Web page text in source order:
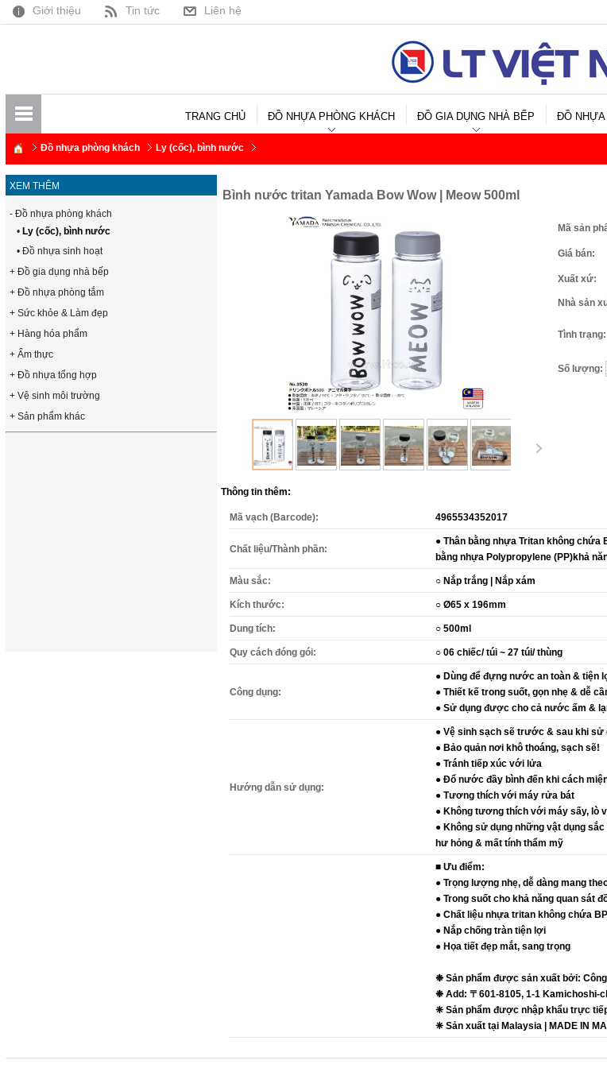
Giới thiệu Tin tức Liên hệ
TRANG CHỦ ĐỒ NHỰA PHÒNG KHÁCH ĐỒ GIA DỤNG NHÀ BẾP ĐỒ NHỰA
Đồ nhựa phòng khách Ly (cốc), bình nước
XEM THÊM
- Đồ nhựa phòng khách
• Ly (cốc), bình nước
• Đồ nhựa sinh hoạt
+ Đồ gia dụng nhà bếp
+ Đồ nhựa phòng tắm
+ Sức khỏe & Làm đẹp
+ Hàng hóa phẩm
+ Ẩm thực
+ Đồ nhựa tổng hợp
+ Vệ sinh môi trường
+ Sản phẩm khác
Bình nước tritan Yamada Bow Wow | Meow 500ml
Mã sản
Giá bán:
Xuất xứ:
Nhà sản
Tình trạng:
Số lượng:
Thông tin thêm:
Mã vạch (Barcode): 4965534352017
Chất liệu/Thành phần:
● Thân bằng nhựa Tritan không
bằng nhựa Polypropylene (PP)khả
Màu sắc: ○ Nắp trắng | Nắp xám
Kích thước: ○ Ø65 x 196mm
Dung tích: ○ 500ml
Quy cách đóng gói: ○ 06 chiếc/ túi ~ 27 túi/ thùng
Công dụng:
● Dùng để đựng nước an toàn & tiện
● Thiết kế trong suốt, gọn nhẹ & dễ
● Sử dụng được cho cả nước ấm &
Hướng dẫn sử dụng:
● Vệ sinh sạch sẽ trước & sau khi sử
● Bảo quản nơi khô thoáng, sạch sẽ!
● Tránh tiếp xúc với lửa
● Đổ nước đầy bình đến khi cách
● Tương thích với máy rửa bát
● Không tương thích với máy sấy, lò
● Không sử dụng những vật dụng
hư hỏng & mất tính thẩm mỹ
■ Ưu điểm:
● Trọng lượng nhẹ, dễ dàng mang
● Trong suốt cho khả năng quan sát
● Chất liệu nhựa tritan không chứa
● Nắp chống tràn tiện lợi
● Họa tiết đẹp mắt, sang trọng
❉ Sản phẩm được sản xuất bởi:
❉ Add: 〒601-8105, 1-1 Kamichoshi-
❈ Sản phẩm được nhập khẩu trực
❈ Sản xuất tại Malaysia | MADE IN